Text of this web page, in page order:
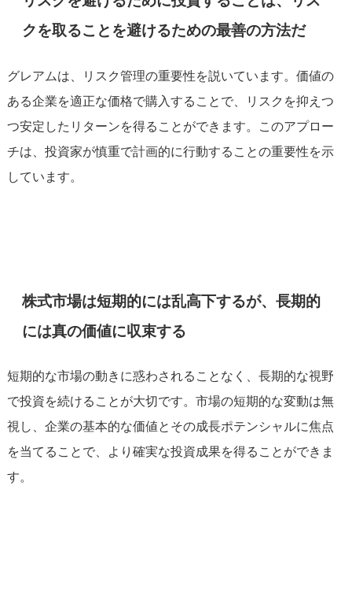
クを取ることを避けるための最善の方法だ
グレアムは、リスク管理の重要性を説いています。価値の
ある企業を適正な価格で購入することで、リスクを抑えつ
つ安定したリターンを得ることができます。このアプロー
チは、投資家が慎重で計画的に行動することの重要性を示
しています。
株式市場は短期的には乱高下するが、長期的
には真の価値に収束する
短期的な市場の動きに惑わされることなく、長期的な視野
で投資を続けることが大切です。市場の短期的な変動は無
視し、企業の基本的な価値とその成長ポテンシャルに焦点
を当てることで、より確実な投資成果を得ることができま
す​。